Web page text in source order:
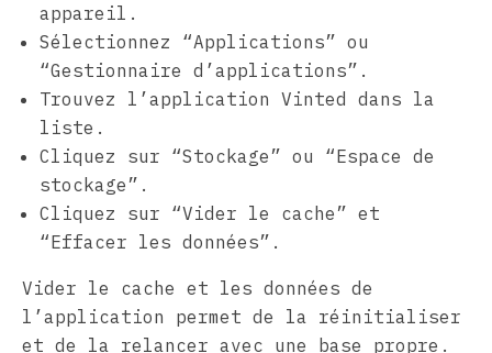
appareil.
Sélectionnez “Applications” ou
“Gestionnaire d’applications”.
Trouvez l’application Vinted dans la
liste.
Cliquez sur “Stockage” ou “Espace de
stockage”.
Cliquez sur “Vider le cache” et
“Effacer les données”.
Vider le cache et les données de
l’application permet de la réinitialiser
et de la relancer avec une base propre.